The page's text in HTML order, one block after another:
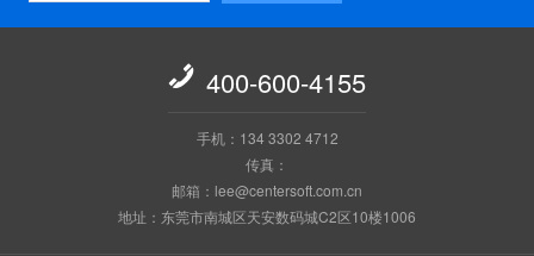
 400-600-4155
手机：134 3302 4712
传真：
邮箱：lee@centersoft.com.cn
地址：东莞市南城区天安数码城C2区10楼1006